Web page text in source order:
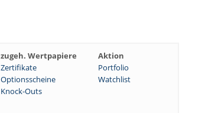
zugeh. Wertpapiere
Aktion
Zertifikate
Portfolio
Optionsscheine
Watchlist
Knock-Outs